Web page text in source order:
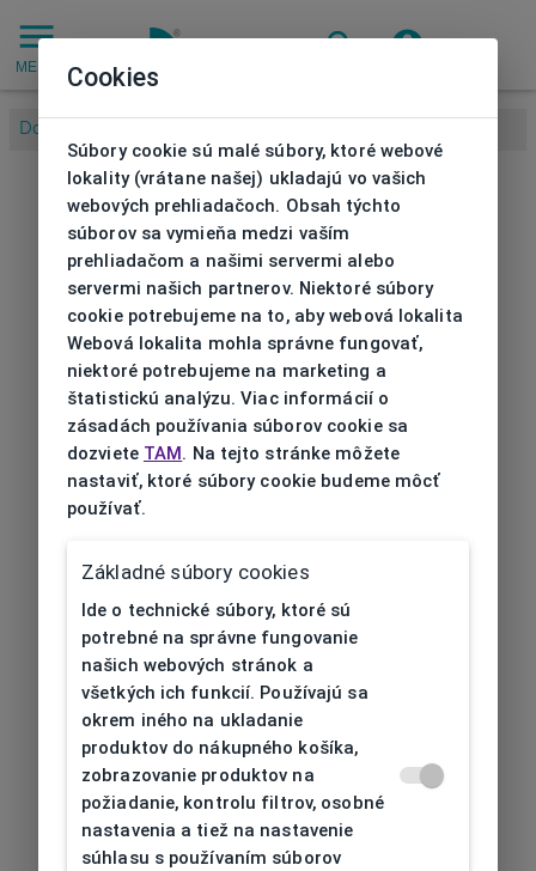
MENU
Domov
Cookies
Súbory cookie sú malé súbory, ktoré webové
lokality (vrátane našej) ukladajú vo vašich
webových prehliadačoch. Obsah týchto
súborov sa vymieňa medzi vaším
prehliadačom a našimi servermi alebo
servermi našich partnerov. Niektoré súbory
cookie potrebujeme na to, aby webová lokalita
Webová lokalita mohla správne fungovať,
niektoré potrebujeme na marketing a
štatistickú analýzu. Viac informácií o
zásadách používania súborov cookie sa
dozviete TAM. Na tejto stránke môžete
nastaviť, ktoré súbory cookie budeme môcť
používať.
Základné súbory cookies
Ide o technické súbory, ktoré sú
potrebné na správne fungovanie
našich webových stránok a
všetkých ich funkcií. Používajú sa
okrem iného na ukladanie
produktov do nákupného košíka,
zobrazovanie produktov na
požiadanie, kontrolu filtrov, osobné
nastavenia a tiež na nastavenie
súhlasu s používaním súborov